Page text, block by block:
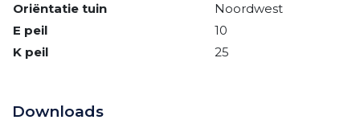
Oriëntatie tuin
Noordwest
E peil
10
K peil
25
Downloads